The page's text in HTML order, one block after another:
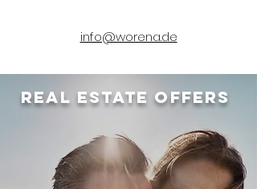
info@worena.de
REAL ESTATE Offers